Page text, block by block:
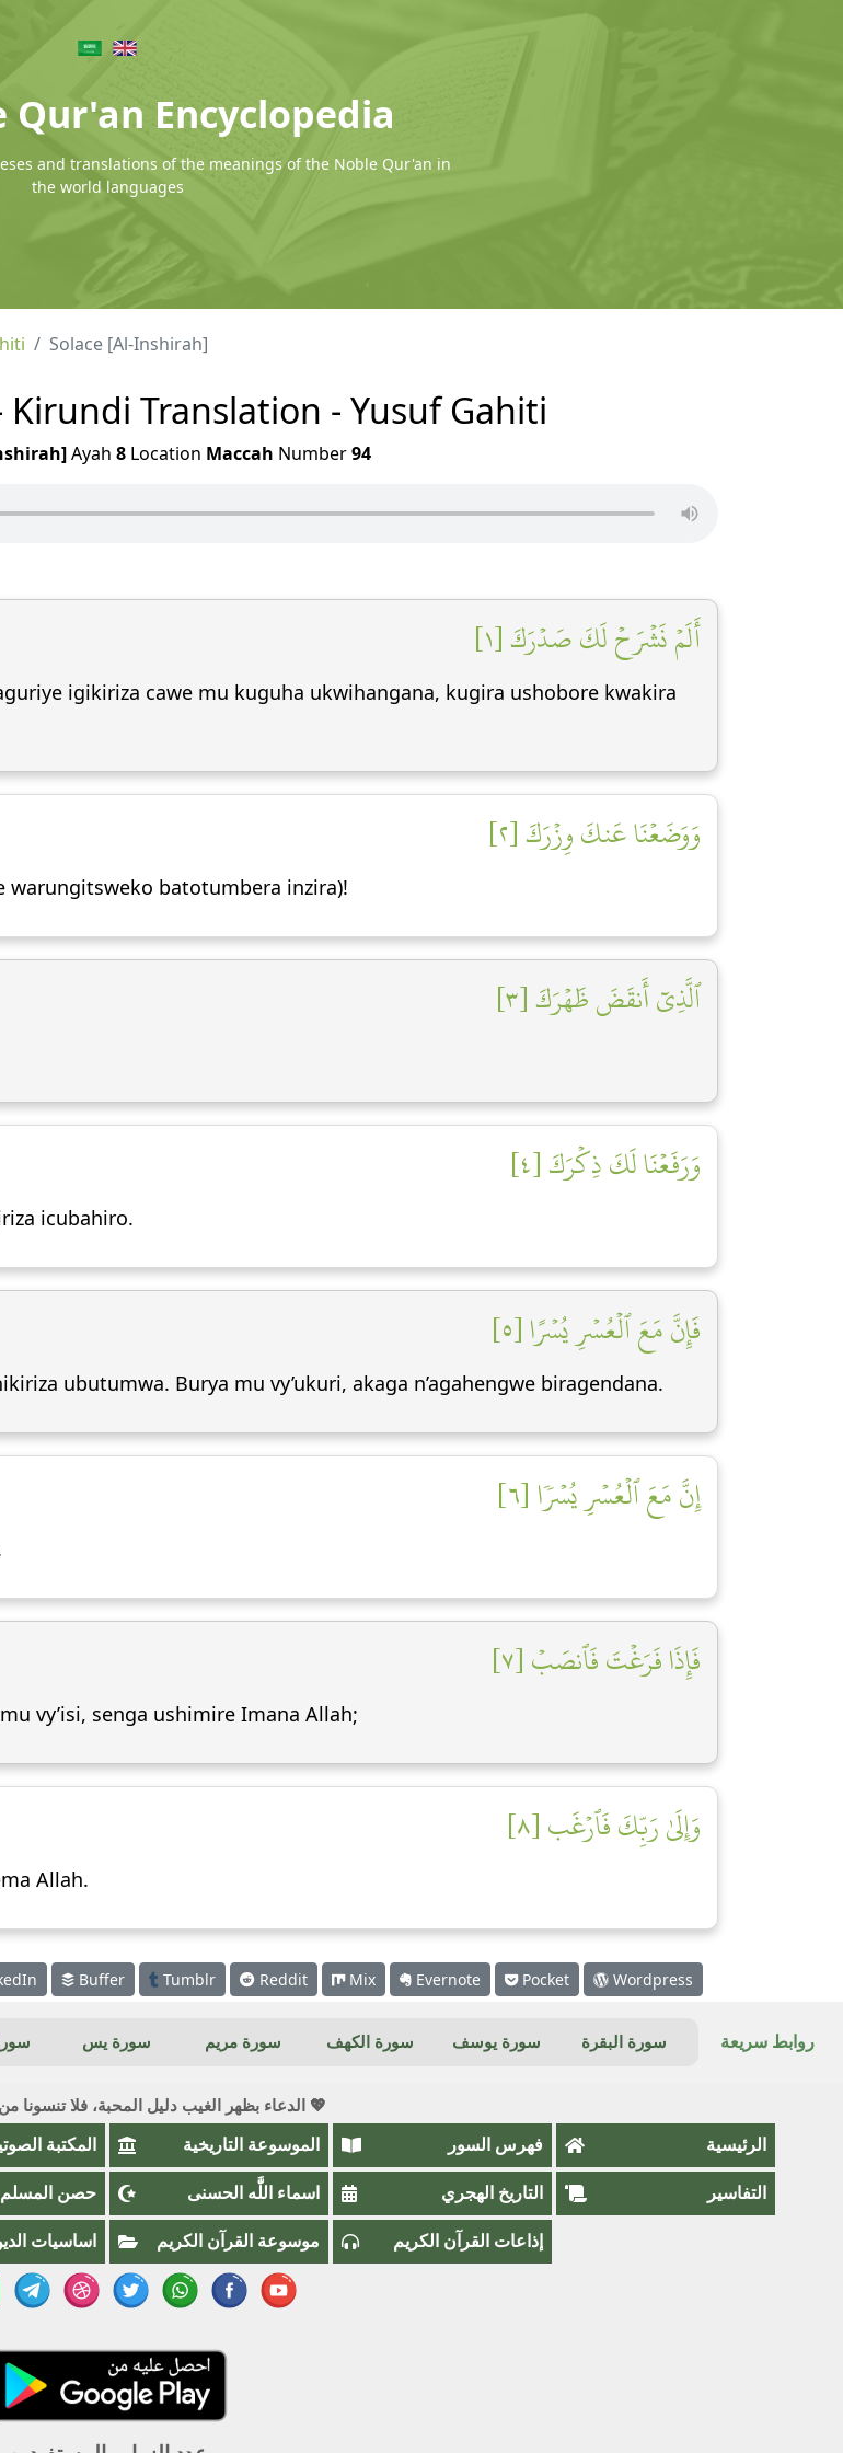
Qur'an Encyclopedia
and translations of the meanings of the Noble Qur'an in
the world languages
Solace [Al-Inshirah]
Translation - Yusuf Gahiti
Ayah 8 Location Maccah Number94
أَلَمۡ نَشۡرَحۡ لَكَ صَدۡرَكَ [١]
igikiriza cawe mu kuguha ukwihangana, kugira ushobore kwakira
وَوَضَعۡنَا عَنكَ وِزۡرَكَ [٢]
warungitsweko batotumbera inzira)!
ٱلَّذِيٓ أَنقَضَ ظَهۡرَكَ [٣]
وَرَفَعۡنَا لَكَ ذِكۡرَكَ [٤]
icubahiro.
فَإِنَّ مَعَ ٱلۡعُسۡرِ يُسۡرًا [٥]
ubutumwa. Burya mu vy’ukuri, akaga n’agahengwe biragendana.
إِنَّ مَعَ ٱلۡعُسۡرِ يُسۡرٗا [٦]
فَإِذَا فَرَغۡتَ فَٱنصَبۡ [٧]
vy’isi, senga ushimire Imana Allah;
وَإِلَىٰ رَبِّكَ فَٱرۡغَب [٨]
Allah.
Buffer Tumblr Reddit Mix Evernote Pocket Wordpress
روابط سريعة سورة البقرة سورة يوسف سورة الكهف سورة مريم سورة يس
💖 الدعاء بظهر الغيب دليل المحبة، فلا تنسونا
الرئيسية فهرس السور الموسوعة التاريخية المكتبة
التفاسير التاريخ الهجري اسماء اللَّٰه الحسنى حصن المسلم
إذاعات القرآن الكريم موسوعة القرآن الكريم اساسيات